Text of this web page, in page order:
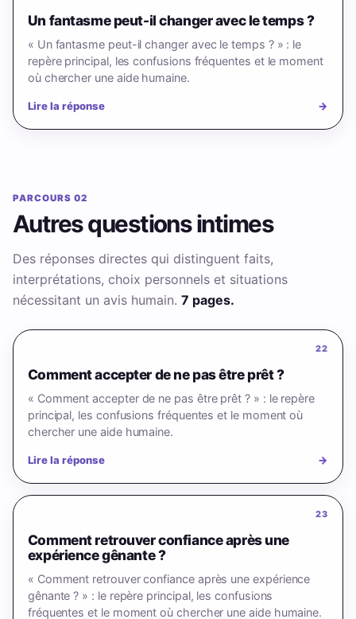
Un fantasme peut-il changer avec le temps ?
« Un fantasme peut-il changer avec le temps ? » : le
repère principal, les confusions fréquentes et le moment
où chercher une aide humaine.
Lire la réponse →
PARCOURS 02
Autres questions intimes
Des réponses directes qui distinguent faits,
interprétations, choix personnels et situations
nécessitant un avis humain. 7 pages.
22
Comment accepter de ne pas être prêt ?
« Comment accepter de ne pas être prêt ? » : le repère
principal, les confusions fréquentes et le moment où
chercher une aide humaine.
Lire la réponse →
23
Comment retrouver confiance après une
expérience gênante ?
« Comment retrouver confiance après une expérience
gênante ? » : le repère principal, les confusions
fréquentes et le moment où chercher une aide humaine.